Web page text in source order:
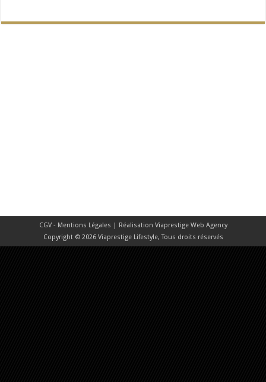
CGV - Mentions Légales | Réalisation Viaprestige Web Agency
Copyright © 2026 Viaprestige Lifestyle, Tous droits réservés